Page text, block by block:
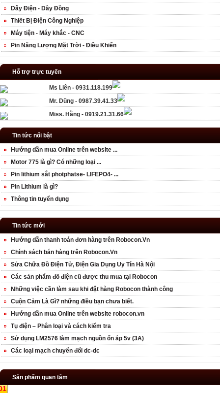
Dây Điện - Dây Đồng
Thiết Bị Điện Công Nghiệp
Máy tiện - Máy khắc - CNC
Pin Năng Lượng Mặt Trời - Điều Khiển
Hỗ trợ trực tuyến
Ms Liên - 0931.118.199
Mr. Dũng - 0987.39.41.33
Miss. Hằng - 0919.21.31.66
Tin tức nổi bật
Hướng dẫn mua Online trên website ...
Motor 775 là gì? Có những loại ...
Pin lithium sắt photphatse- LIFEPO4- ...
Pin Lithium là gì?
Thông tin tuyển dụng
Tin tức mới
Hướng dẫn thanh toán đơn hàng trên Robocon.Vn
Chính sách bán hàng trên Robocon.Vn
Sửa Chữa Đồ Điện Tử, Điện Gia Dụng Uy Tín Hà Nội
Các sản phẩm đồ điện cũ được thu mua tại Robocon
Những việc cần làm sau khi đặt hàng Robocon thành công
Cuộn Cảm Là Gì? những điều bạn chưa biết.
Hướng dẫn mua Online trên website robocon.vn
Tụ điện – Phân loại và cách kiểm tra
Sử dụng LM2576 làm mạch nguồn ổn áp 5v (3A)
Các loại mạch chuyển đổi dc-dc
Sản phẩm quan tâm